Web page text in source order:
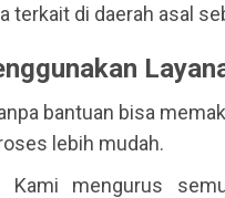
terkait di daerah asal
bantuan bisa
lebih mudah.
mengurus